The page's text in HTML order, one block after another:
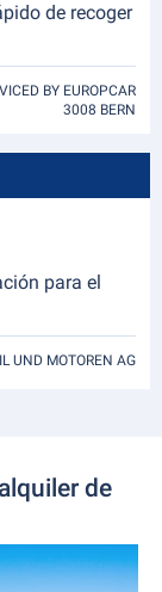
de recoger
BY EUROPCAR
3008 BERN
para el
UND MOTOREN AG
de